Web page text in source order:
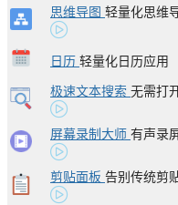
思维导图 轻量化思维
日历 轻量化日历应用
极速文本搜索 无需打
屏幕录制大师 有声录
剪贴面板 告别传统剪